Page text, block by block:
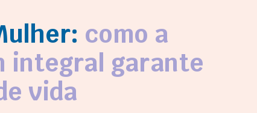
como a
integral garante
vida